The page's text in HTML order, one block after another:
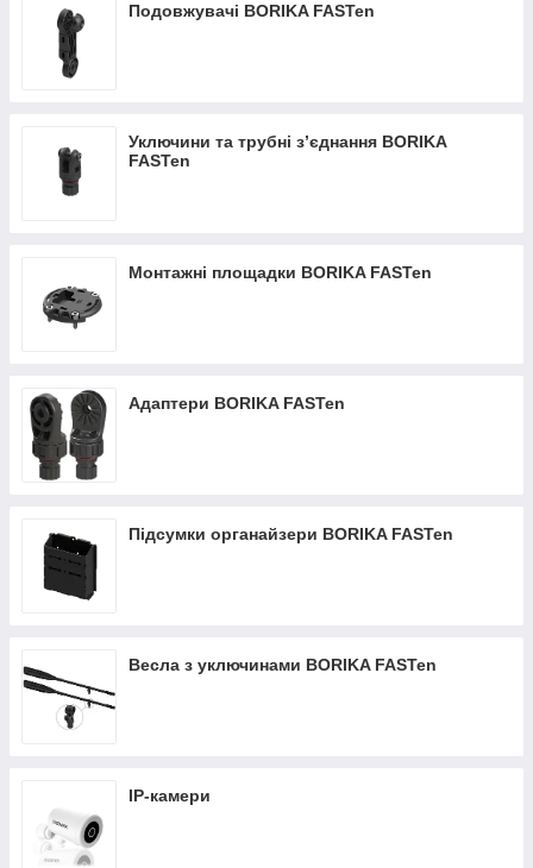
Подовжувачі BORIKA FASTen
Уключини та трубні з’єднання BORIKA
FASTen
Монтажні площадки BORIKA FASTen
Адаптери BORIKA FASTen
Підсумки органайзери BORIKA FASTen
Весла з уключинами BORIKA FASTen
IP-камери